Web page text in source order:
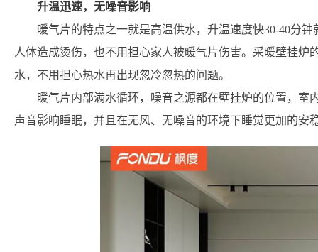
升温迅速，无噪音影响
暖气片的特点之一就是高温供水，升温速度快30-40分
人体造成烫伤，也不用担心家人被暖气片伤害。采暖壁挂
水，不用担心热水再出现忽冷忽热的问题。
暖气片内部满水循环，噪音之源都在壁挂炉的位置，
声音影响睡眠，并且在无风、无噪音的环境下睡觉更加的安